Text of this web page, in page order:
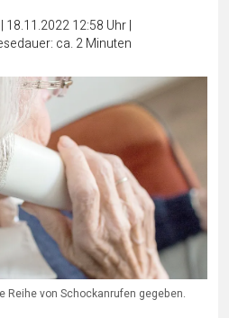
| 18.11.2022 12:58 Uhr|
ca. 2 Minuten
Reihe von Schockanrufen gegeben.